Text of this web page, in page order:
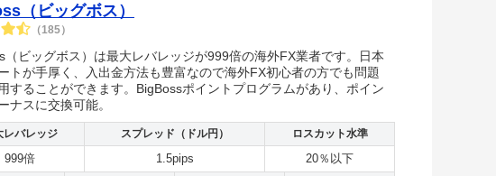
（ビッグボス）
（185）
（ビッグボス）は最大レバレッジが999倍の海外FX業者です。日本
トが手厚く、入出金方法も豊富なので海外FX初心者の方でも問題
することができます。BigBossポイントプログラムがあり、ポイン
ナスに交換可能。
レバレッジ スプレッド（ドル円） ロスカット水準
999倍 1.5pips 20％以下